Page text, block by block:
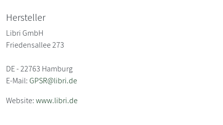
Hersteller
Libri GmbH
Friedensallee 273
DE - 22763 Hamburg
E-Mail:GPSR@libri.de
Website:www.libri.de